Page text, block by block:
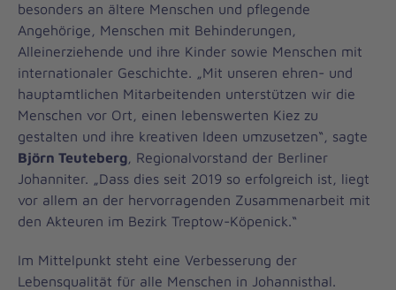
besonders an ältere Menschen und pflegende
Angehörige, Menschen mit Behinderungen,
Alleinerziehende und ihre Kinder sowie Menschen mit
internationaler Geschichte. „Mit unseren ehren- und
hauptamtlichen Mitarbeitenden unterstützen wir die
Menschen vor Ort, einen lebenswerten Kiez zu
gestalten und ihre kreativen Ideen umzusetzen“, sagte
Björn Teuteberg , Regionalvorstand der Berliner
Johanniter. „Dass dies seit 2019 so erfolgreich ist, liegt
vor allem an der hervorragenden Zusammenarbeit mit
den Akteuren im Bezirk Treptow-Köpenick.“
Im Mittelpunkt steht eine Verbesserung der
Lebensqualität für alle Menschen in Johannisthal.